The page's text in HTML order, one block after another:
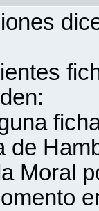
de
Moral